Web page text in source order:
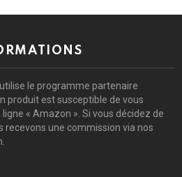
le programme partenaire
produit est susceptible de vous
« Amazon ». Si vous décidez de
recevons une commission via nos